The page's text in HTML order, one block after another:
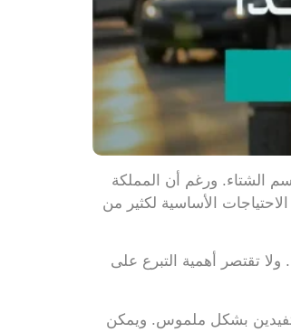
الشتاء. ورغم أن المملكة
الأساسية لكثير من
تقتصر أهمية التبرع على
بشكل ملموس. ويمكن